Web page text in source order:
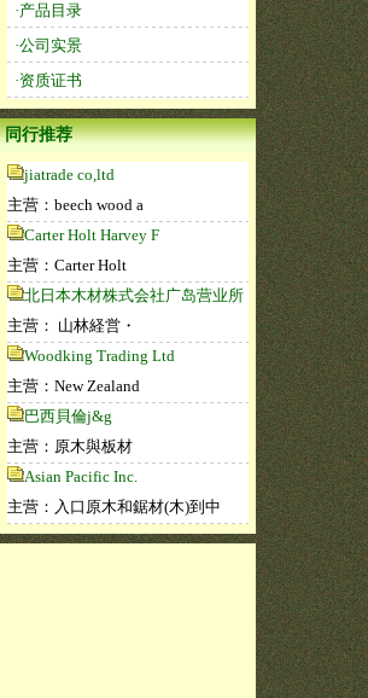
·产品目录
·公司实景
·资质证书
同行推荐
jiatrade co,ltd
主营：beech wood a
Carter Holt Harvey F
主营：Carter Holt
北日本木材株式会社广岛营业所
主营： 山林経営・
Woodking Trading Ltd
主营：New Zealand
巴西貝倫j&g
主营：原木與板材
Asian Pacific Inc.
主营：入口原木和鋸材(木)到中